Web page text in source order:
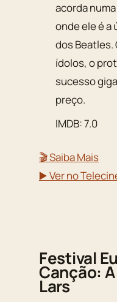
acorda
onde ele é a
dos Beatles.
ídolos, o
sucesso
preço.
IMDB: 7.0
🎬 Saiba Mais
▶️ Ver no
Festival
Canção:
Lars